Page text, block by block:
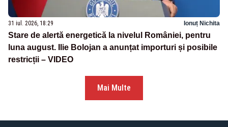
31 iul. 2026, 18:29 Ionuț Nichita
Stare de alertă energetică la nivelul României, pentru
luna august. Ilie Bolojan a anunțat importuri și posibile
restricții – VIDEO
Mai Multe